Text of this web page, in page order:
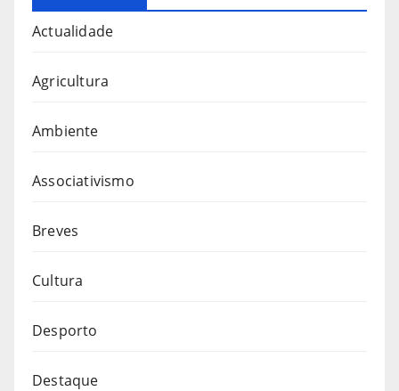
Actualidade
Agricultura
Ambiente
Associativismo
Breves
Cultura
Desporto
Destaque